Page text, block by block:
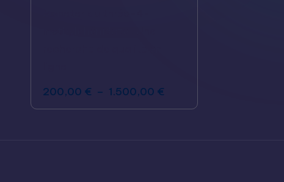
200,00 € – 1.500,00 €